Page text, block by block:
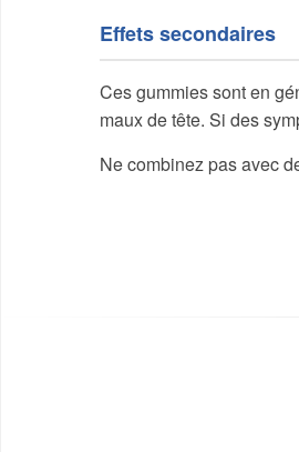
Effets secondaires
Ces gummies sont en
maux de tête. Si des
Ne combinez pas avec